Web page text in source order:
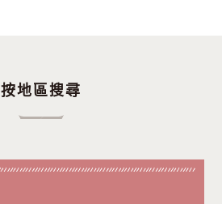
按地區搜尋